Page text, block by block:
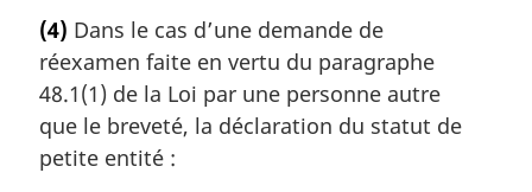
e
m
a
r
g
i
(4) Dans le cas d’une demande de
réexamen faite en vertu du paragraphe
48.1(1) de la Loi par une personne autre
que le breveté, la déclaration du statut de
petite entité :